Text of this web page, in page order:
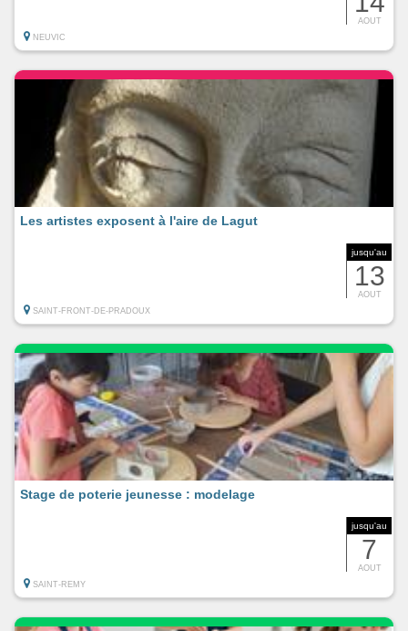
AOUT
NEUVIC
jusqu'au
13
AOUT
Les artistes exposent à l'aire de Lagut
SAINT-FRONT-DE-PRADOUX
jusqu'au
7
AOUT
Stage de poterie jeunesse : modelage
SAINT-REMY